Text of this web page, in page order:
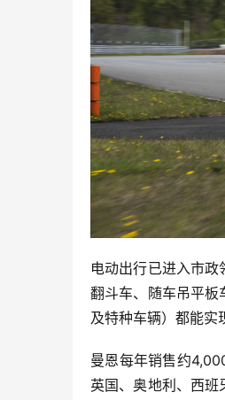
电动出行已进入市政
翻斗车、随车吊平
及特种车辆）都能实
曼恩每年销售约
英国、奥地利、西